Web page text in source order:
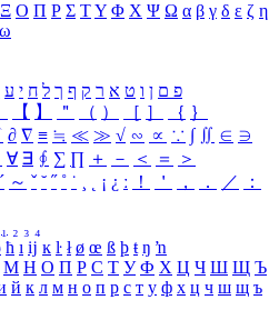
Ξ Ο Π Ρ Σ ΤΥ Φ Χ Ψ Ω α β γ δ ε ζ η
ω
פ ם ן ו ט א ר ק ף ך ל ח י ע
【 】 ＂ （ ） ［ ］ ｛ ｝
∂ ∇ ≡ ≒ ≪ ≫ √ ∽ ∝ ∵ ∫ ∬ ∈ ∋
∀ ∃ ∮ ∑ ∏ ＋ － ＜ ＝
＞
´ ～ ˇ ˘ ˝ ˚ ˙ ¸ ¡ ¿ ː ！ ＇ ， ． ／
：
₁ ₂ ₃ ₄
ħ ı ĳ ĸ ŀ ł ø œ ß þ ŧ ŋ ŉ
М Н О П Р С Т У Ф Х Ц Ч Ш Щ Ъ
й к л м н о п р с т у ф х ц ч ш щ ъ